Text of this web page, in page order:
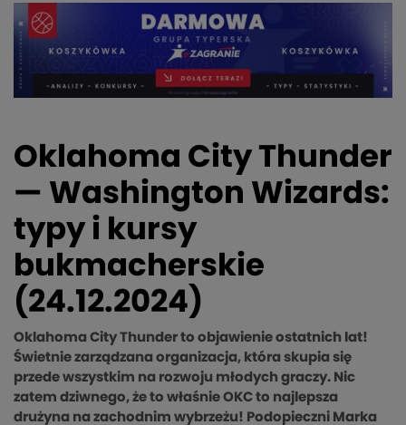
Oklahoma City Thunder
— Washington Wizards:
typy i kursy
bukmacherskie
(24.12.2024)
Oklahoma City Thunder to objawienie ostatnich lat!
Świetnie zarządzana organizacja, która skupia się
przede wszystkim na rozwoju młodych graczy. Nic
zatem dziwnego, że to właśnie OKC to najlepsza
drużyna na zachodnim wybrzeżu! Podopieczni Marka